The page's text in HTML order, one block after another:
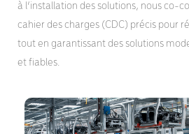
à l’installation des solutions, nous co-
cahier des charges (CDC) précis pour
tout en garantissant des solutions
et fiables.